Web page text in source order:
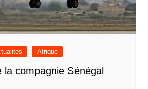
Afrique
la compagnie Sénégal